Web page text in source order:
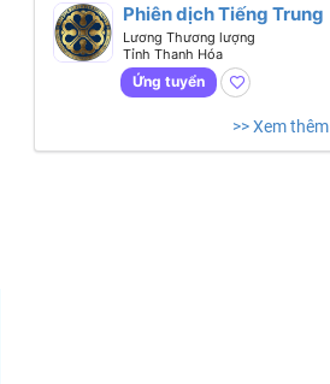
Phiên dịch Tiếng Trung
Lương Thương lượng
Tỉnh Thanh Hóa
Ứng tuyển
>> Xem thêm